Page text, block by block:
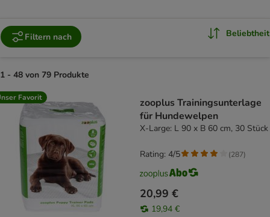
Filtern nach Beliebtheit
1 - 48 von 79 Produkte
product items have been changed
Favorit
zooplus Trainingsunterlage
für Hundewelpen
X-Large: L 90 x B 60 cm, 30 Stück
20,99 €
19,94 €
Rating: 4/5 (287)